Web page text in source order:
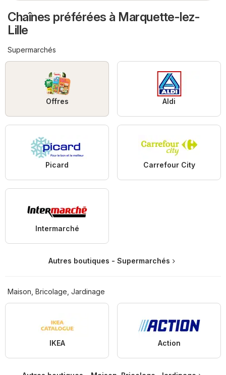
Chaînes préférées à Marquette-lez-
Lille
Supermarchés
Offres Aldi
Picard Carrefour City
Intermarché
Autres boutiques - Supermarchés
Maison, Bricolage, Jardinage
IKEA Action